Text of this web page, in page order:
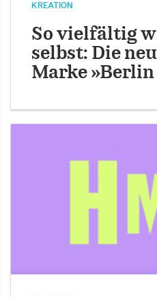
KREATION
So vielfältig
selbst: Die
Marke »Berlin